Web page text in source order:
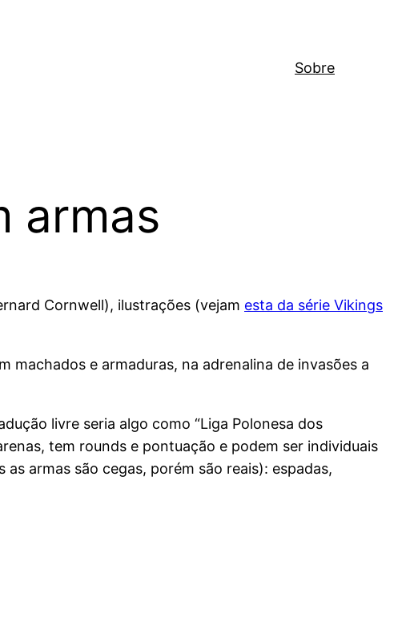
Sobre
armas
Cornwell), ilustrações (vejam esta da série Vikings
e armaduras, na adrenalina de invasões a
livre seria algo como “Liga Polonesa dos
tem rounds e pontuação e podem ser individuais
armas são cegas, porém são reais): espadas,